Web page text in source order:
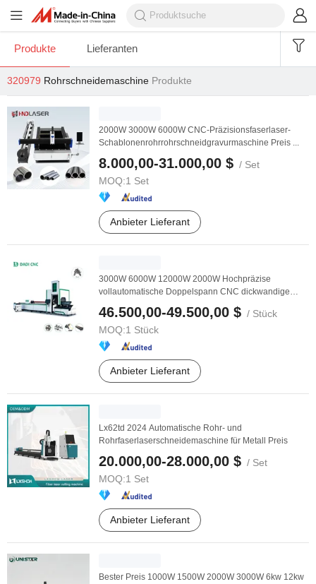
Produkte Lieferanten
320979 Rohrschneidemaschine Produkte
2000W 3000W 6000W CNC-Präzisionsfaserlaser-
Schablonenrohrrohrschneidgravurmaschine Preis ...
8.000,00-31.000,00 $ / Set
MOQ:1 Set
Anbieter Lieferant
3000W 6000W 12000W 2000W Hochpräzise
vollautomatische Doppelspann CNC dickwandige
46.500,00-49.500,00 $ / Stück
MOQ:1 Stück
Anbieter Lieferant
Lx62td 2024 Automatische Rohr- und
Rohrfaserlaserschneidemaschine für Metall Preis
20.000,00-28.000,00 $ / Set
MOQ:1 Set
Anbieter Lieferant
Bester Preis 1000W 1500W 2000W 3000W 6kw 12kw